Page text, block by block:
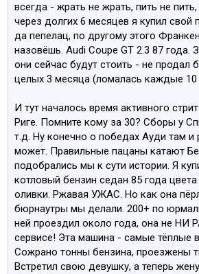
всегда - жрать не жрать, пить не
через долгих 6 месяцев я купил свой
да пепелац, по другому этого
назовёшь. Audi Coupe GT 2.3 87 года.
они сейчас будут стоить - не продал
целых 3 месяца (ломалась каждые 10
И тут началось время активного
Риге. Помните кому за 30? Сборы у
т.д. Ну конечно о победах Ауди там и
может. Правильные пацаны катают
подобрались мы к сути истории. Я
котловый бензин седан 85 года
оливки. Ржавая УЖАС. Но как она
бюрнаутры мы делали. 200+ по
ней проездил около года, она не НИ
сервисе! Эта машина - самые тёплые
Сожрано тонны бензина, проезжены
Встретил свою девушку, а теперь